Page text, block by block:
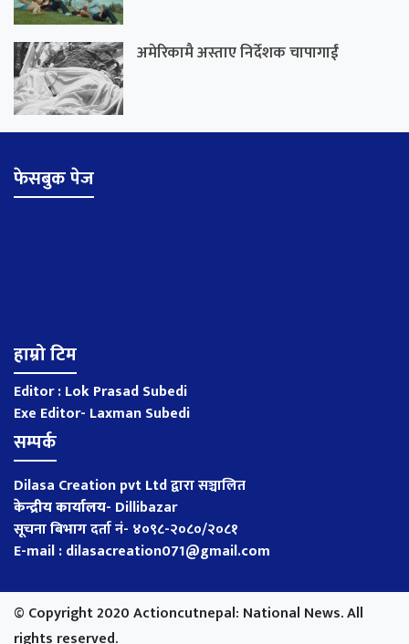
अमेरिकामै अस्ताए निर्देशक चापागाईं
फेसबुक पेज
हाम्रो टिम
Editor : Lok Prasad Subedi
Exe Editor- Laxman Subedi
सम्पर्क
Dilasa Creation pvt Ltd द्वारा सञ्चालित
केन्द्रीय कार्यालय- Dillibazar
सूचना बिभाग दर्ता नं- ४०९८-२०८०/२०८१
E-mail : dilasacreation071@gmail.com
© Copyright 2020 Actioncutnepal: National News. All
rights reserved.